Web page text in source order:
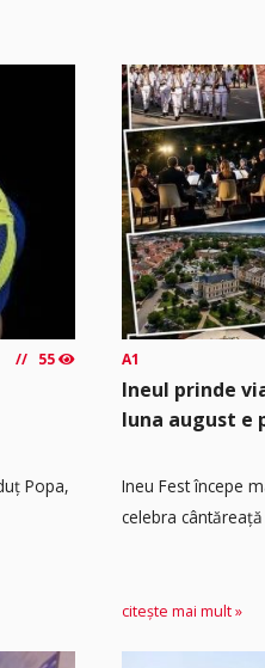
55
Popa,
A1
Ineul prinde
luna august e
Ineu Fest începe
celebra
citește mai mult »